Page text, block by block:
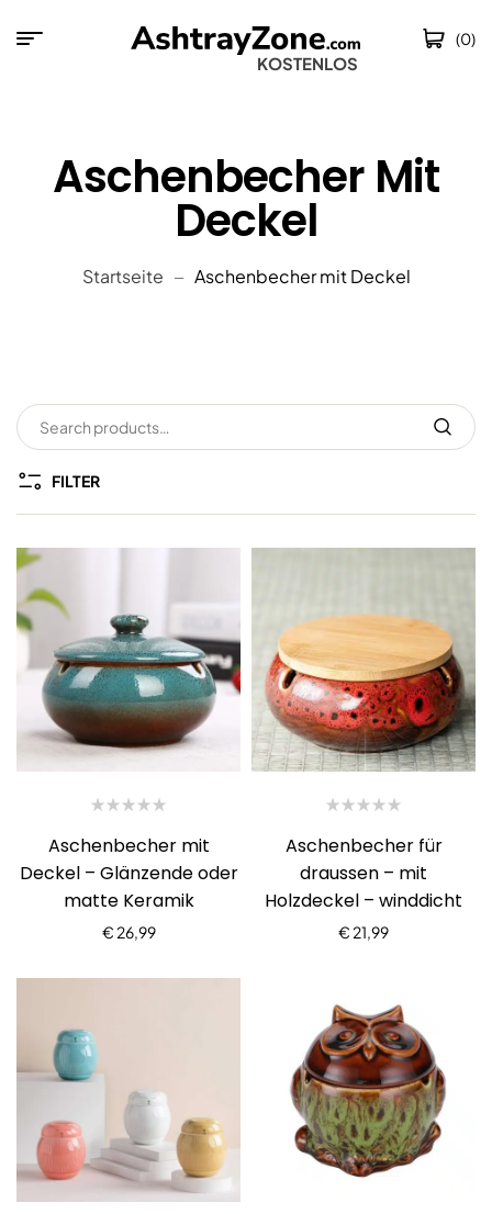
KOSTENLOSER
(0)
Aschenbecher Mit
Deckel
Startseite Aschenbecher mit Deckel
FILTER
Aschenbecher mit
Deckel – Glänzende oder
matte Keramik
€ 26,99
Aschenbecher für
draussen – mit
Holzdeckel – winddicht
€ 21,99